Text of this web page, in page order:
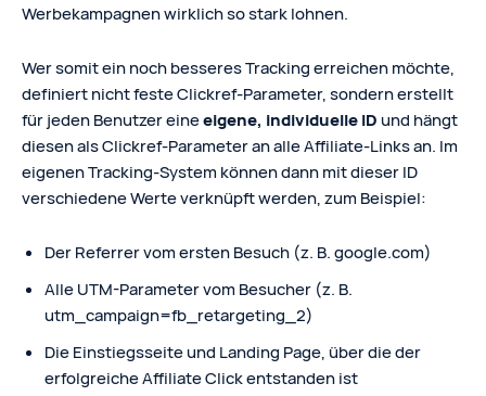
Werbekampagnen wirklich so stark lohnen.
Wer somit ein noch besseres Tracking erreichen möchte,
definiert nicht feste Clickref-Parameter, sondern erstellt
für jeden Benutzer eineeigene, individuelle IDund hängt
diesen als Clickref-Parameter an alle Affiliate-Links an. Im
eigenen Tracking-System können dann mit dieser ID
verschiedene Werte verknüpft werden, zum Beispiel:
Der Referrer vom ersten Besuch (z. B. google.com)
Alle UTM-Parameter vom Besucher (z. B.
utm_campaign=fb_retargeting_2)
Die Einstiegsseite und Landing Page, über die der
erfolgreiche Affiliate Click entstanden ist